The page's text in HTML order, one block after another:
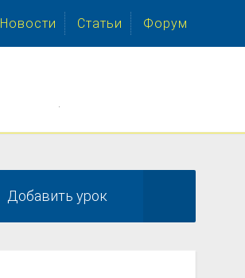
Новости Статьи Форум
Добавить урок
.